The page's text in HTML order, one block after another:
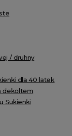
/ druhny
dla 40 latek
dekoltem
Sukienki